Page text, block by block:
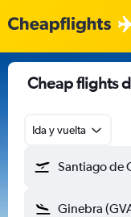
Cheap flights
Ida y vuelta
Santiago de
Ginebra